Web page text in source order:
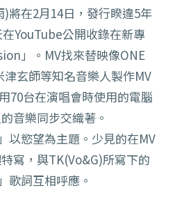
將在2月14日，發行睽違5年
YouTube公開收錄在新專
」。MV找來替映像ONE
玄師等知名音樂人製作MV
70台在演唱會時使用的電腦
音樂同步交織著。
以慾望為主題。少見的在MV
寫，與TK(Vo&G)所寫下的
歌詞互相呼應。